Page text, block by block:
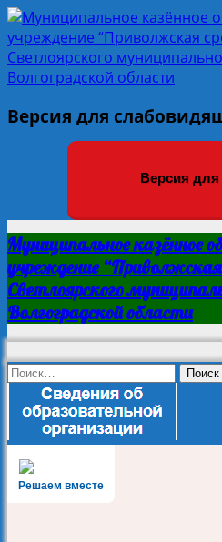
Версия для
Версия
Муниципальное казённое
учреждение
Светлоярского
Волгоградской области
Найти:
Решаем вместе